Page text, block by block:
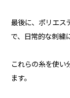
最後に、ポリエス
で、日常的な刺繍
これらの糸を使い
ます。